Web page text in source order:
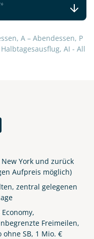
*
A – Abendessen, P
AI - All
York und zurück
Aufpreis möglich)
zentral gelegenen
Freimeilen,
SB, 1 Mio. €